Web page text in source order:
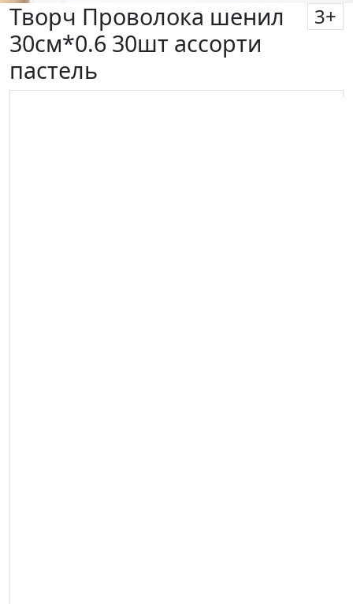
Творч Проволока шенил
30см*0.6 30шт ассорти
пастель
3+